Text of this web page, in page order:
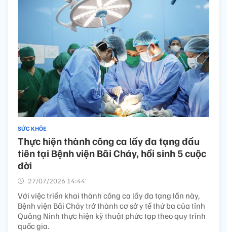
SỨC KHỎE
Thực hiện thành công ca lấy đa tạng đầu
tiên tại Bệnh viện Bãi Cháy, hồi sinh 5 cuộc
đời​
27/07/2026 14:44’
Với việc triển khai thành công ca lấy đa tạng lần này,
Bệnh viện Bãi Cháy trở thành cơ sở y tế thứ ba của tỉnh
Quảng Ninh thực hiện kỹ thuật phức tạp theo quy trình
quốc gia.